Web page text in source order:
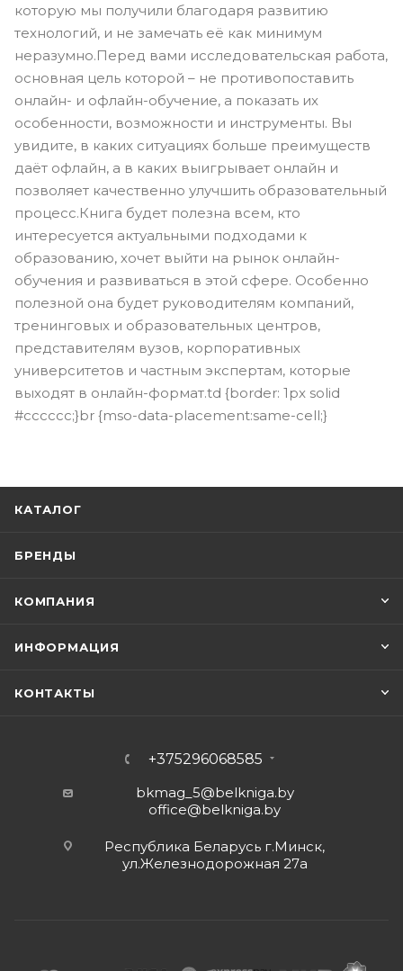
которую мы получили благодаря развитию
технологий, и не замечать её как минимум
неразумно.Перед вами исследовательская работа,
основная цель которой – не противопоставить
онлайн- и офлайн-обучение, а показать их
особенности, возможности и инструменты. Вы
увидите, в каких ситуациях больше преимуществ
даёт офлайн, а в каких выигрывает онлайн и
позволяет качественно улучшить образовательный
процесс.Книга будет полезна всем, кто
интересуется актуальными подходами к
образованию, хочет выйти на рынок онлайн-
обучения и развиваться в этой сфере. Особенно
полезной она будет руководителям компаний,
тренинговых и образовательных центров,
представителям вузов, корпоративных
университетов и частным экспертам, которые
выходят в онлайн-формат.td {border: 1px solid
#cccccc;}br {mso-data-placement:same-cell;}
КАТАЛОГ
БРЕНДЫ
КОМПАНИЯ
ИНФОРМАЦИЯ
КОНТАКТЫ
+375296068585
bkmag_5@belkniga.by
office@belkniga.by
Республика Беларусь г.Минск,
ул.Железнодорожная 27а